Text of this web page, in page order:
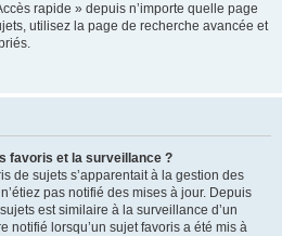
rapide » depuis n’importe quelle page
utilisez la page de recherche avancée et
favoris et la surveillance ?
de sujets s’apparentait à la gestion des
pas notifié des mises à jour. Depuis
est similaire à la surveillance d’un
notifié lorsqu’un sujet favoris a été mis à